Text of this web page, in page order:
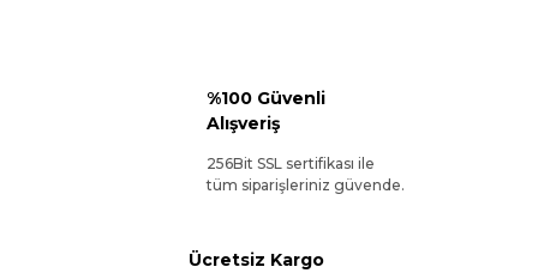
%100 Güvenli
Alışveriş
256Bit SSL sertifikası ile
tüm siparişleriniz güvende.
Ücretsiz Kargo